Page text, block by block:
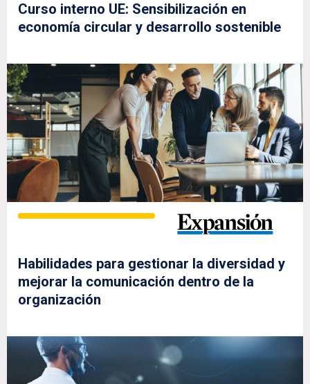
Curso interno UE: Sensibilización en
economía circular y desarrollo sostenible
Habilidades para gestionar la diversidad y
mejorar la comunicación dentro de la
organización